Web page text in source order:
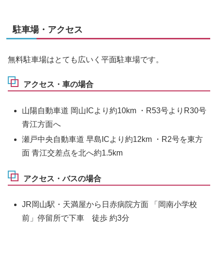
駐車場・アクセス
無料駐車場はとても広いく平面駐車場です。
アクセス・車の場合
山陽自動車道 岡山ICより約10km ・R53号よりR30号
青江方面へ
瀬戸中央自動車道 早島ICより約12km ・R2号を東方
面 青江交差点を北へ約1.5km
アクセス・バスの場合
JR岡山駅・天満屋から日赤病院方面 「岡南小学校
前」停留所で下車 徒歩 約3分